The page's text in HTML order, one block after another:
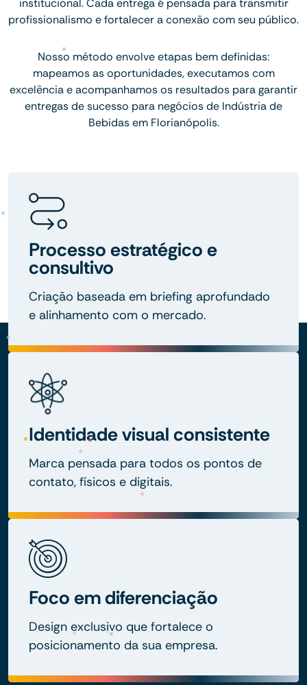
institucional. Cada entrega é pensada para transmitir
profissionalismo e fortalecer a conexão com seu público.
Nosso método envolve etapas bem definidas:
mapeamos as oportunidades, executamos com
excelência e acompanhamos os resultados para garantir
entregas de sucesso para negócios de Indústria de
Bebidas em Florianópolis.
Processo estratégico e
consultivo
Criação baseada em briefing aprofundado
e alinhamento com o mercado.
Identidade visual consistente
Marca pensada para todos os pontos de
contato, físicos e digitais.
Foco em diferenciação
Design exclusivo que fortalece o
posicionamento da sua empresa.